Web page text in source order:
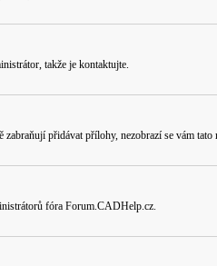
takže je kontaktujte.
přidávat přílohy, nezobrazí se vám
fóra Forum.CADHelp.cz.